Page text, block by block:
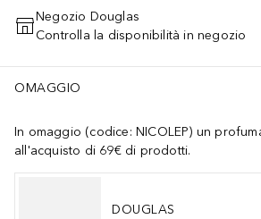
AGGIUNGI AL
Negozio Douglas
Controlla la disponibilità in negozio
OMAGGIO
In omaggio (codice: NICOLEP) un
all'acquisto di 69€ di prodotti.
DOUGLAS